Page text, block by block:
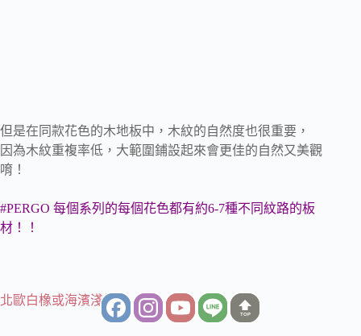
但是在同款花色的木地板中，木紋的自然度也很重要，
因為木紋重複率低，大範圍鋪設起來會更佳的自然又美觀
唷！
#PERGO 每個系列的每個花色都有約6-7種不同紋路的板
材！！
北歐白橡或海濱淺橡
TOP